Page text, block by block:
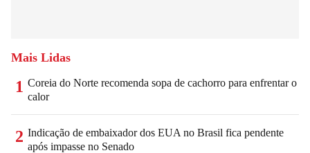
Mais Lidas
1 Coreia do Norte recomenda sopa de cachorro para enfrentar o
calor
2 Indicação de embaixador dos EUA no Brasil fica pendente
após impasse no Senado